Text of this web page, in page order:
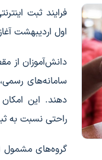
فرایند ثبت
اول اردیبهشت
دانش‌آموزان از
سامانه‌های
دهند. این
راحتی نسبت به
گروه‌های مشمول